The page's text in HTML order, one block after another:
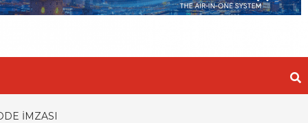
İMZASI